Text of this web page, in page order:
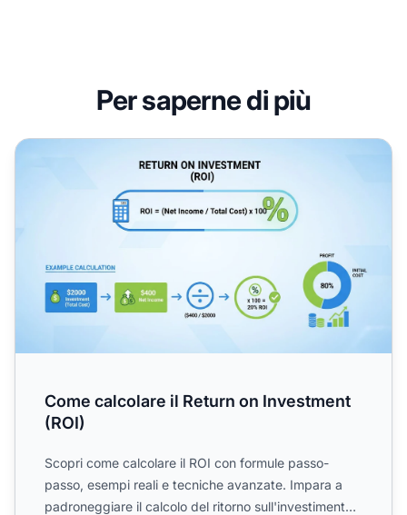
Per saperne di più
Come calcolare il Return on Investment (ROI)
Come calcolare il Return on Investment
(ROI)
Scopri come calcolare il ROI con formule passo-
passo, esempi reali e tecniche avanzate. Impara a
padroneggiare il calcolo del ritorno sull'investimento